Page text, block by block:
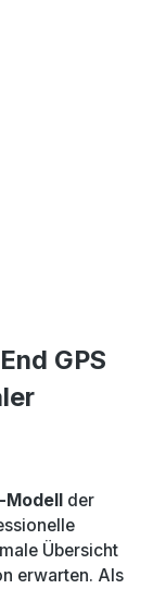
GPS
der
Übersicht
erwarten. Als